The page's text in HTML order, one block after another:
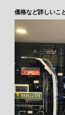
価格など詳しいこ